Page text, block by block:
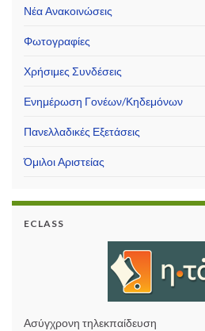
Νέα Ανακοινώσεις
Φωτογραφίες
Χρήσιμες Συνδέσεις
Ενημέρωση Γονέων/Κηδεμόνων
Πανελλαδικές Εξετάσεις
Όμιλοι Αριστείας
ECLASS
Ασύγχρονη τηλεκπαίδευση